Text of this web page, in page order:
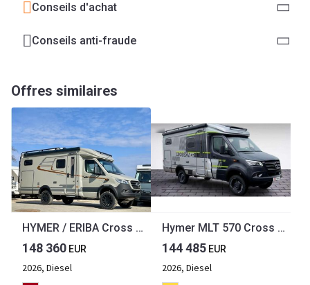
Conseils d'achat
Conseils anti-fraude
Offres similaires
HYMER / ERIBA Cross Trail
148 360 EUR
2026, Diesel
Hymer MLT 570 Cross Over
144 485 EUR
2026, Diesel